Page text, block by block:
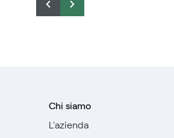
Chi siamo
L'azienda